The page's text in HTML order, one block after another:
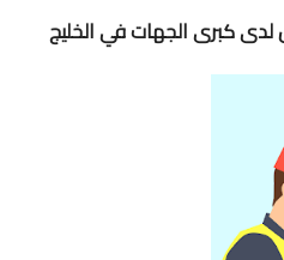
كبرى الجهات في الخليج